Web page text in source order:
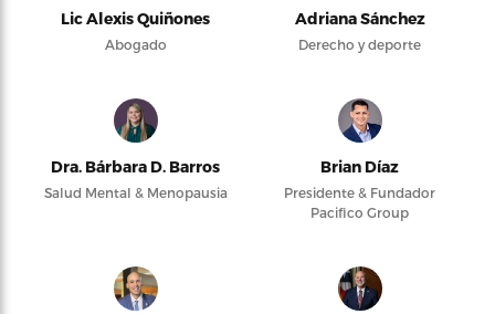
Lic Alexis Quiñones
Abogado
Adriana Sánchez
Derecho y deporte
Dra. Bárbara D. Barros
Salud Mental & Menopausia
Brian Díaz
Presidente & Fundador
Pacifico Group